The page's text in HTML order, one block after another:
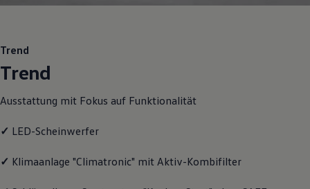
Schutz und Pflege
Individualisieren
Digitale Extras
Volkswagen Apps, Login und Shop
Trend
Trend
Ausstattung mit Fokus auf Funktionalität
✓ LED-Scheinwerfer
✓ Klimaanlage "Climatronic" mit Aktiv-Kombifilter